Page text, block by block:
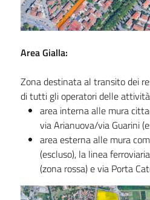
Area Gialla:
Zona destinata al transito dei
di tutti gli operatori delle
area interna alle mura
via Arianuova/via Guarini
area esterna alle mura
(escluso), la linea
(zona rossa) e via Porta